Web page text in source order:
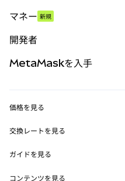
パーペチュアル
RWA
マネー 新規
開発者
MetaMask Connect
Snaps
Web3サービス
MetaMaskを入手
セキュリティ
価格を見る
イーサリアムの価格
Solanaの価格
交換レートを見る
ETH→USD
USDT→INR
ガイドを見る
コンテンツを見る